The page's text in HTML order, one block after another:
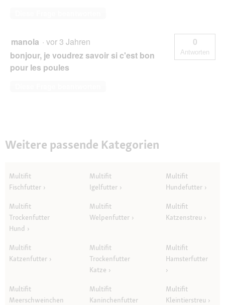
manola · vor 3 Jahren
bonjour, je voudrez savoir si c'est bon
pour les poules
0
Antworten
Weitere passende Kategorien
Multifit
Fischfutter
Multifit
Igelfutter
Multifit
Hundefutter
Multifit
Trockenfutter
Hund
Multifit
Welpenfutter
Multifit
Katzenstreu
Multifit
Katzenfutter
Multifit
Trockenfutter
Katze
Multifit
Hamsterfutter
Multifit
Meerschweinchen
Multifit
Kaninchenfutter
Multifit
Kleintierstreu